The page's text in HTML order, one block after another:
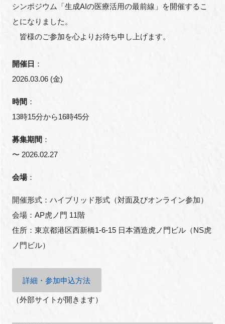
シンポジウム「生成AIの医療活用の最前線」を開催するこ
とになりました。
皆様のご参加を心よりお待ち申し上げます。
開催日 ：
2026.03.06 (金)
時間 ：
13時15分から16時45分
募集期間 ：
〜 2026.02.27
会場：
開催形式：ハイブリッド形式（対面及びオンライン参加）
会場：AP虎ノ門 11階
住所：東京都港区西新橋1-6-15 日本酒造虎ノ門ビル（NS虎
ノ門ビル）
詳細・参加申込方法
（外部サイトが開きます）